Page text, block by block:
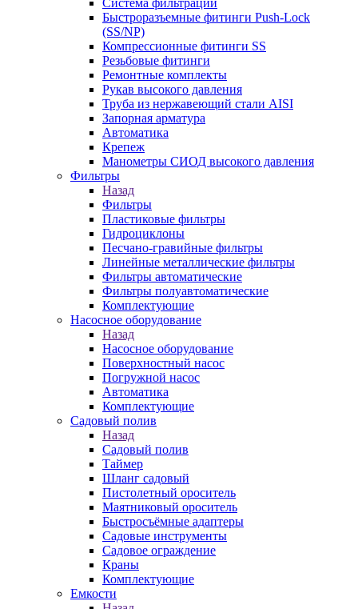
Система фильтрации
Быстроразъемные фитинги Push-Lock
(SS/NP)
Компрессионные фитинги SS
Резьбовые фитинги
Ремонтные комплекты
Рукав высокого давления
Труба из нержавеющий стали AISI
Запорная арматура
Автоматика
Крепеж
Манометры СИОД высокого давления
Фильтры
Назад
Фильтры
Пластиковые фильтры
Гидроциклоны
Песчано-гравийные фильтры
Линейные металлические фильтры
Фильтры автоматические
Фильтры полуавтоматические
Комплектующие
Насосное оборудование
Назад
Насосное оборудование
Поверхностный насос
Погружной насос
Автоматика
Комплектующие
Садовый полив
Назад
Садовый полив
Таймер
Шланг садовый
Пистолетный ороситель
Маятниковый ороситель
Быстросъёмные адаптеры
Садовые инструменты
Садовое ограждение
Краны
Комплектующие
Емкости